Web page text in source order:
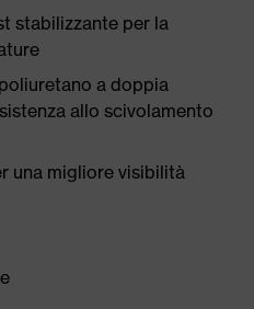
stabilizzante per la
a doppia
allo scivolamento
una migliore visibilità